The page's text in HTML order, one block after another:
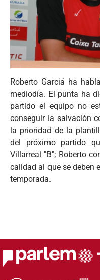
Roberto Garciá ha
mediodía. El punta ha
partido el equipo no
conseguir la salvación
la prioridad de la
del próximo partido
Villarreal "B"; Roberto
calidad al que se deben
temporada.